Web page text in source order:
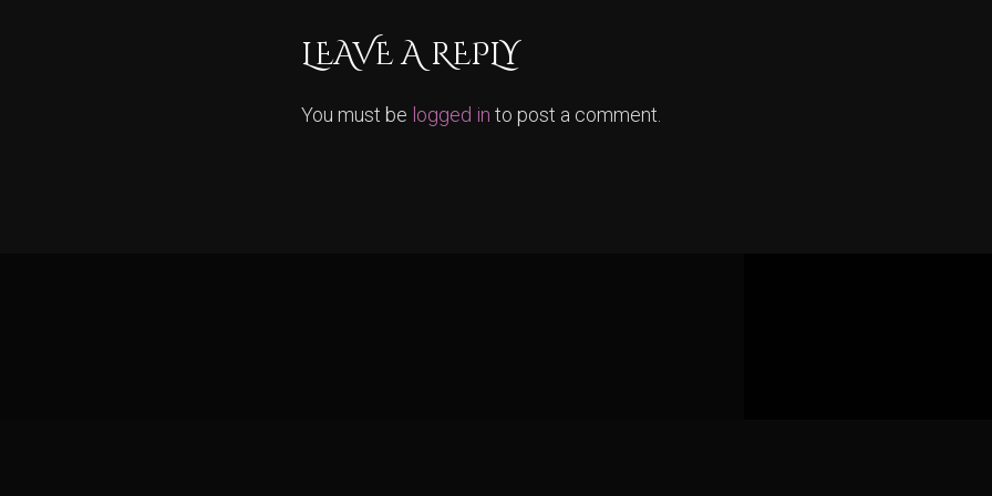
LEAVE A REPLY
You must be logged in to post a comment.